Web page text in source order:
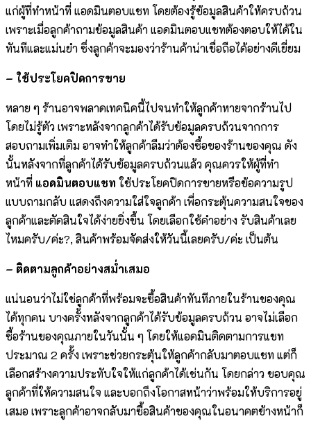
แก่ผู้ที่ทำหน้าที่ แอดมินตอบแชท โดยต้องรู้ข้อมูลสินค้าให้ครบถ้วน
เพราะเมื่อลูกค้าถามข้อมูลสินค้า แอดมินตอบแชทต้องตอบให้ได้ใน
ทันทีและแม่นยำ ซึ่งลูกค้าจะมองว่าร้านค้าน่าเชื่อถือได้อย่างดีเยี่ยม
– ใช้ประโยคปิดการขาย
หลาย ๆ ร้านอาจพลาดเทคนิคนี้ไปจนทำให้ลูกค้าหายจากร้านไป
โดยไม่รู้ตัว เพราะหลังจากลูกค้าได้รับข้อมูลครบถ้วนจากการ
สอบถามเพิ่มเติม อาจทำให้ลูกค้าลืมว่าต้องซื้อของร้านของคุณ ดัง
นั้นหลังจากที่ลูกค้าได้รับข้อมูลครบถ้วนแล้ว คุณควรให้ผู้ที่ทำ
หน้าที่ แอดมินตอบแชท ใช้ประโยคปิดการขายหรือข้อความรูป
แบบถามกลับ แสดงถึงความใส่ใจลูกค้า เพื่อกระตุ้นความสนใจของ
ลูกค้าและตัดสินใจได้ง่ายยิ่งขึ้น โดยเลือกใช้คำอย่าง รับสินค้าเลย
ไหมครับ/ค่ะ?, สินค้าพร้อมจัดส่งให้วันนี้เลยครับ/ค่ะ เป็นต้น
– ติดตามลูกค้าอย่างสม่ำเสมอ
แน่นอนว่าไม่ใช่ลูกค้าที่พร้อมจะซื้อสินค้าทันทีภายในร้านของคุณ
ได้ทุกคน บางครั้งหลังจากลูกค้าได้รับข้อมูลครบถ้วน อาจไม่เลือก
ซื้อร้านของคุณภายในวันนั้น ๆ โดยให้แอดมินติดตามการแชท
ประมาณ 2 ครั้ง เพราะช่วยกระตุ้นให้ลูกค้ากลับมาตอบแชท แต่ก็
เลือกสร้างความประทับใจให้แก่ลูกค้าได้เช่นกัน โดยกล่าว ขอบคุณ
ลูกค้าที่ให้ความสนใจ และบอกถึงโอกาสหน้าว่าพร้อมให้บริการอยู่
เสมอ เพราะลูกค้าอาจกลับมาซื้อสินค้าของคุณในอนาคตข้างหน้าก็